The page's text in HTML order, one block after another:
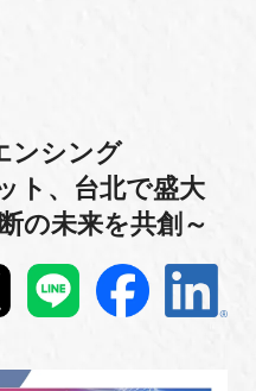
ンシング
ト、台北で盛大
の未来を共創～